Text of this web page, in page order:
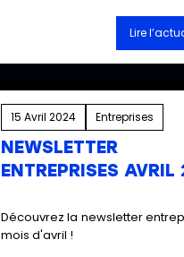
Lire
15 Avril 2024 Entreprises
NEWSLETTER
ENTREPRISES
Découvrez la newsletter
mois d'avril !